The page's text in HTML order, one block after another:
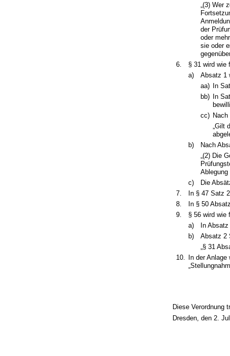
„(3) Wer
der
oder
sie oder
6.
§ 31 wird wie
a)
Absatz 1
aa)
In
bb)
In
cc)
„Gilt
b)
Nach
„(2) Die
Ablegung
c)
Die
7.
In § 47 Satz
8.
In § 50
9.
§ 56 wird wie
a)
In
b)
Absatz 2
„§ 31
10.
In der
Diese Verordnung
Dresden, den 2.